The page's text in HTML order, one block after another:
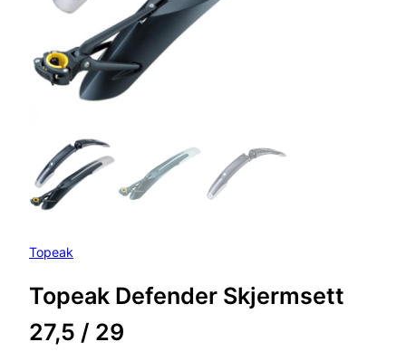
Topeak
Topeak Defender Skjermsett
27,5 / 29